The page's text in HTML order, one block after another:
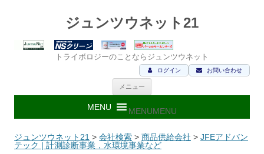
ジュンツウネット21
トライボロジーのことならジュンツウネット
お問い合わせ
ログイン
メニュー
ン
ツ
ス
キ
ッ
MENUMENU
ジュンツウネット21 > 会社検索 > 商品供給会社 > JFEアドバン
テック | 計測診断事業，水環境事業など